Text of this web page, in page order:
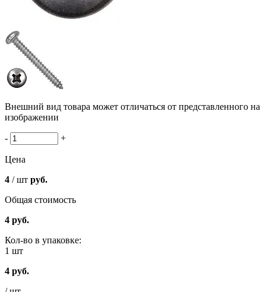
Внешний вид товара может отличаться от представленного на
изображении
- +
Цена
4 / шт руб.
Общая стоимость
4 руб.
Кол-во в упаковке:
1 шт
4 руб.